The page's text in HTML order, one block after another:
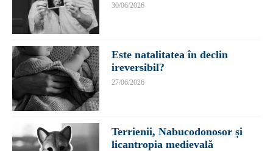
30/06/2026
Este natalitatea în declin
ireversibil?
27/06/2026
Terrienii, Nabucodonosor și
licantropia medievală